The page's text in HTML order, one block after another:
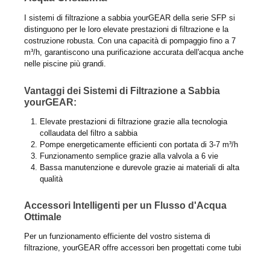
I sistemi di filtrazione a sabbia yourGEAR della serie SFP si
distinguono per le loro elevate prestazioni di filtrazione e la
costruzione robusta. Con una capacità di pompaggio fino a 7
m³/h, garantiscono una purificazione accurata dell'acqua anche
nelle piscine più grandi.
Vantaggi dei Sistemi di Filtrazione a Sabbia
yourGEAR:
Elevate prestazioni di filtrazione grazie alla tecnologia
collaudata del filtro a sabbia
Pompe energeticamente efficienti con portata di 3-7 m³/h
Funzionamento semplice grazie alla valvola a 6 vie
Bassa manutenzione e durevole grazie ai materiali di alta
qualità
Accessori Intelligenti per un Flusso d'Acqua
Ottimale
Per un funzionamento efficiente del vostro sistema di
filtrazione, yourGEAR offre accessori ben progettati come tubi